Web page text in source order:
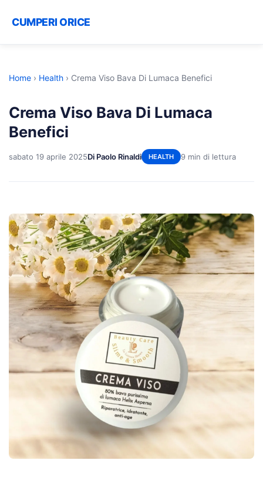
CUMPERI ORICE
Home › Health › Crema Viso Bava Di Lumaca Benefici
Crema Viso Bava Di Lumaca
Benefici
sabato 19 aprile 2025Di Paolo Rinaldi HEALTH 9 min di lettura